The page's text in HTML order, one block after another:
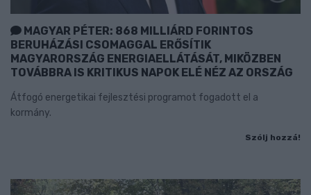
MAGYAR PÉTER: 868 MILLIÁRD FORINTOS
BERUHÁZÁSI CSOMAGGAL ERŐSÍTIK
MAGYARORSZÁG ENERGIAELLÁTÁSÁT, MIKÖZBEN
TOVÁBBRA IS KRITIKUS NAPOK ELÉ NÉZ AZ ORSZÁG
Átfogó energetikai fejlesztési programot fogadott el a
kormány.
Szólj hozzá!